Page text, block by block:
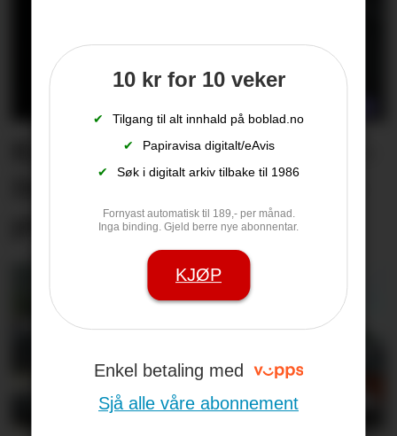
10 kr for 10 veker
✔
Tilgang til alt innhald på boblad.no
✔
Papiravisa digitalt/eAvis
✔
Søk i digitalt arkiv tilbake til 1986
Fornyast automatisk til 189,- per månad.
Inga binding. Gjeld berre nye abonnentar.
KJØP
Enkel betaling med
Sjå alle våre abonnement
Kine kjenner på nervane: –
Det blir ein slags general­­
prøve for meg